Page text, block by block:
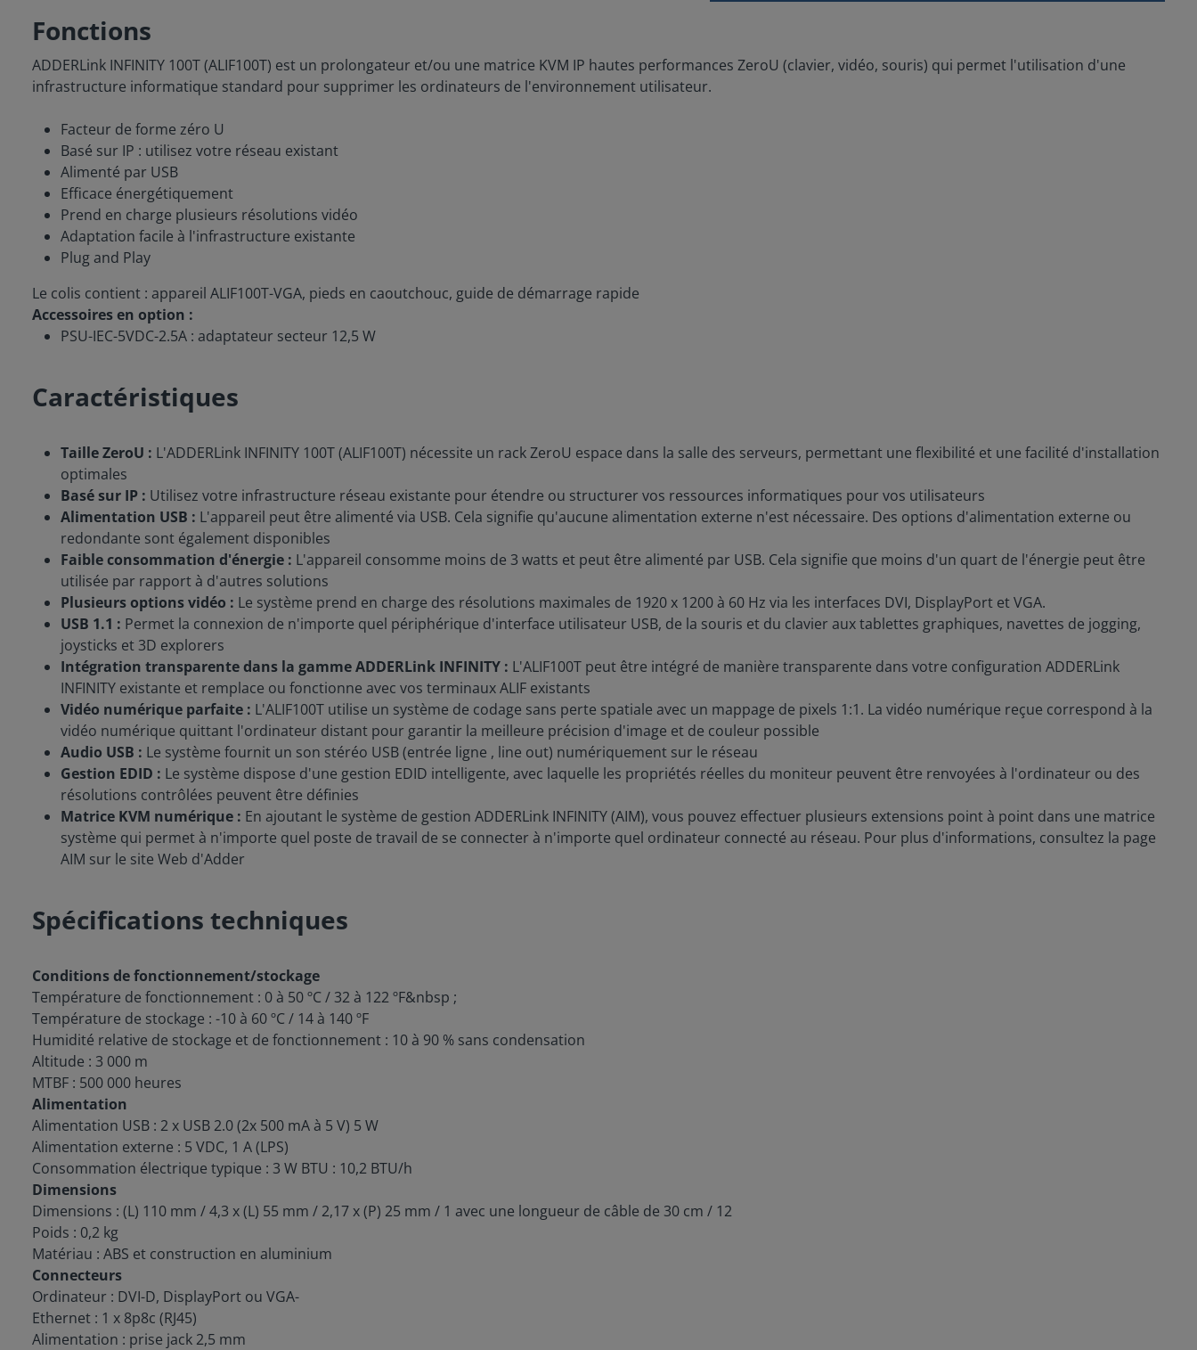
Fonctions
ADDERLink INFINITY 100T (ALIF100T) est un prolongateur et/ou une matrice KVM IP hautes performances ZeroU (clavier, vidéo, souris) qui permet l'utilisation d'une
infrastructure informatique standard pour supprimer les ordinateurs de l'environnement utilisateur.
Facteur de forme zéro U
Basé sur IP : utilisez votre réseau existant
Alimenté par USB
Efficace énergétiquement
Prend en charge plusieurs résolutions vidéo
Adaptation facile à l'infrastructure existante
Plug and Play
Le colis contient : appareil ALIF100T-VGA, pieds en caoutchouc, guide de démarrage rapide
Accessoires en option :
PSU-IEC-5VDC-2.5A : adaptateur secteur 12,5 W
Caractéristiques
Taille ZeroU : L'ADDERLink INFINITY 100T (ALIF100T) nécessite un rack ZeroU espace dans la salle des serveurs, permettant une flexibilité et une facilité d'installation
optimales
Basé sur IP : Utilisez votre infrastructure réseau existante pour étendre ou structurer vos ressources informatiques pour vos utilisateurs
Alimentation USB : L'appareil peut être alimenté via USB. Cela signifie qu'aucune alimentation externe n'est nécessaire. Des options d'alimentation externe ou
redondante sont également disponibles
Faible consommation d'énergie : L'appareil consomme moins de 3 watts et peut être alimenté par USB. Cela signifie que moins d'un quart de l'énergie peut être
utilisée par rapport à d'autres solutions
Plusieurs options vidéo : Le système prend en charge des résolutions maximales de 1920 x 1200 à 60 Hz via les interfaces DVI, DisplayPort et VGA.
USB 1.1 : Permet la connexion de n'importe quel périphérique d'interface utilisateur USB, de la souris et du clavier aux tablettes graphiques, navettes de jogging,
joysticks et 3D explorers
Intégration transparente dans la gamme ADDERLink INFINITY : L'ALIF100T peut être intégré de manière transparente dans votre configuration ADDERLink
INFINITY existante et remplace ou fonctionne avec vos terminaux ALIF existants
Vidéo numérique parfaite : L'ALIF100T utilise un système de codage sans perte spatiale avec un mappage de pixels 1:1. La vidéo numérique reçue correspond à la
vidéo numérique quittant l'ordinateur distant pour garantir la meilleure précision d'image et de couleur possible
Audio USB : Le système fournit un son stéréo USB (entrée ligne , line out) numériquement sur le réseau
Gestion EDID : Le système dispose d'une gestion EDID intelligente, avec laquelle les propriétés réelles du moniteur peuvent être renvoyées à l'ordinateur ou des
résolutions contrôlées peuvent être définies
Matrice KVM numérique : En ajoutant le système de gestion ADDERLink INFINITY (AIM), vous pouvez effectuer plusieurs extensions point à point dans une matrice
système qui permet à n'importe quel poste de travail de se connecter à n'importe quel ordinateur connecté au réseau. Pour plus d'informations, consultez la page
AIM sur le site Web d'Adder
Spécifications techniques
Conditions de fonctionnement/stockage
Température de fonctionnement : 0 à 50 ºC / 32 à 122 ºF&nbsp ;
Température de stockage : -10 à 60 ºC / 14 à 140 ºF
Humidité relative de stockage et de fonctionnement : 10 à 90 % sans condensation
Altitude : 3 000 m
MTBF : 500 000 heures
Alimentation
Alimentation USB : 2 x USB 2.0 (2x 500 mA à 5 V) 5 W
Alimentation externe : 5 VDC, 1 A (LPS)
Consommation électrique typique : 3 W BTU : 10,2 BTU/h
Dimensions
Dimensions : (L) 110 mm / 4,3 x (L) 55 mm / 2,17 x (P) 25 mm / 1 avec une longueur de câble de 30 cm / 12
Poids : 0,2 kg
Matériau : ABS et construction en aluminium
Connecteurs
Ordinateur : DVI-D, DisplayPort ou VGA-
Ethernet : 1 x 8p8c (RJ45)
Alimentation : prise jack 2,5 mm